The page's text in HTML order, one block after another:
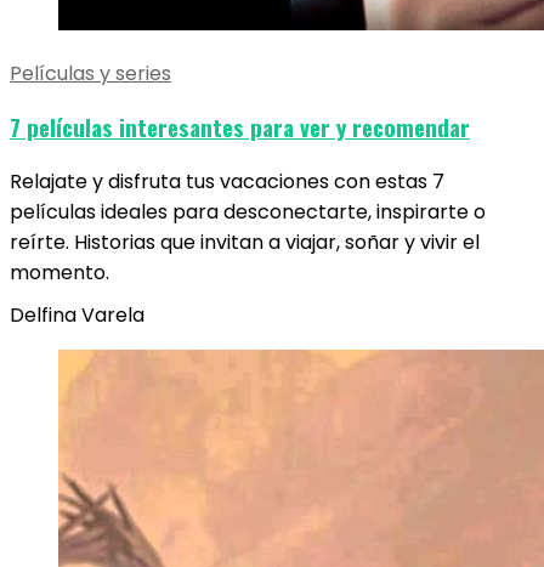
Películas y series
7 películas interesantes para ver y recomendar
Relajate y disfruta tus vacaciones con estas 7
películas ideales para desconectarte, inspirarte o
reírte. Historias que invitan a viajar, soñar y vivir el
momento.
Delfina Varela